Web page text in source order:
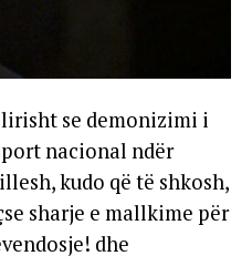
se demonizimi i
nacional ndër
kudo që të shkosh,
sharje e mallkime për
dhe